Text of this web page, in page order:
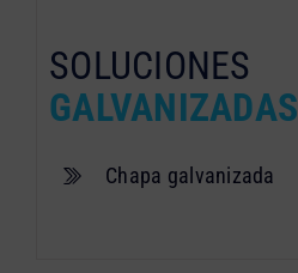
SOLUCIONES
GALVANIZADAS
Chapa galvanizada